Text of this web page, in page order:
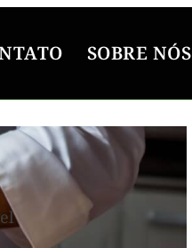
SOBRE NÓS